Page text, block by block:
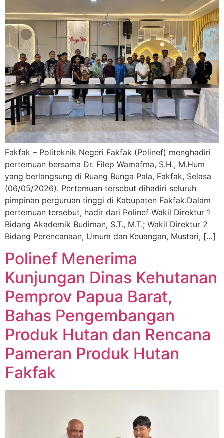
Fakfak – Politeknik Negeri Fakfak (Polinef) menghadiri
pertemuan bersama Dr. Filep Wamafma, S.H., M.Hum
yang berlangsung di Ruang Bunga Pala, Fakfak, Selasa
(06/05/2026). Pertemuan tersebut dihadiri seluruh
pimpinan perguruan tinggi di Kabupaten Fakfak.Dalam
pertemuan tersebut, hadir dari Polinef Wakil Direktur 1
Bidang Akademik Budiman, S.T., M.T.; Wakil Direktur 2
Bidang Perencanaan, Umum dan Keuangan, Mustari, […]
Polinef Menerima
Kunjungan Dinas Kehutanan
Pemprov Papua Barat,
Bahas Pengembangan
Produk Hutan dan Rencana
Pameran Produk Hutan
Fakfak